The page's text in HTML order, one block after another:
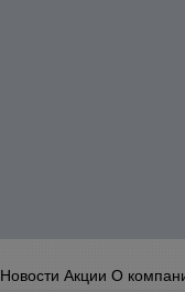
Новости Акции О